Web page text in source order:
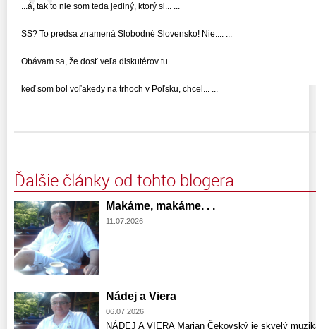
...á, tak to nie som teda jediný, ktorý si... ...
SS? To predsa znamená Slobodné Slovensko! Nie.... ...
Obávam sa, že dosť veľa diskutérov tu... ...
keď som bol voľakedy na trhoch v Poľsku, chcel... ...
Ďalšie články od tohto blogera
Makáme, makáme. . .
11.07.2026
Nádej a Viera
06.07.2026
NÁDEJ A VIERA Marian Čekovský je skvelý